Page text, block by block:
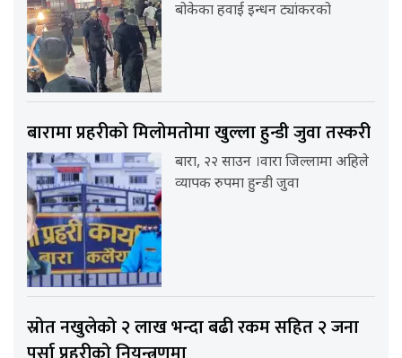
बोकेका हवाई इन्धन ट्यांकरको
बारामा प्रहरीको मिलोमतोमा खुल्ला हुन्डी जुवा तस्करी
बारा, २२ साउन ।वारा जिल्लामा अहिले
व्यापक रुपमा हुन्डी जुवा
स्रोत नखुलेको २ लाख भन्दा बढी रकम सहित २ जना